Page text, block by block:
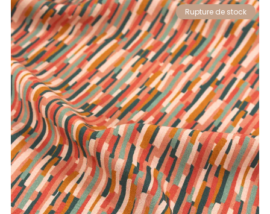
Rupture de stock